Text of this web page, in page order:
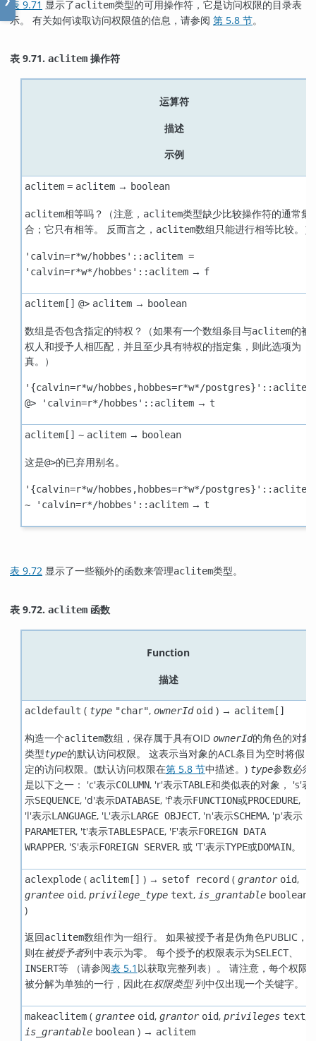
表 9.71 显示了aclitem类型的可用操作符，它是访问权限的目录表
示。 有关如何读取访问权限值的信息，请参阅 第 5.8 节。
表 9.71. aclitem 操作符
运算符
描述
示例
aclitem = aclitem→ boolean
aclitem相等吗？（注意， aclitem类型缺少比较操作符的通常集
合；它只有相等。 反而言之， aclitem数组只能进行相等比较。）
'calvin=r*w/hobbes'::aclitem =
'calvin=r*w*/hobbes'::aclitem→ f
aclitem[] @> aclitem→ boolean
数组是否包含指定的特权？（如果有一个数组条目与aclitem的被
权人和授予人相匹配，并且至少具有特权的指定集，则此选项为
真。）
'{calvin=r*w/hobbes,hobbes=r*w*/
@> 'calvin=r*/hobbes'::aclitem→ t
aclitem[] ~ aclitem→ boolean
这是@>的已弃用别名。
'{calvin=r*w/hobbes,hobbes=r*w*/
~ 'calvin=r*/hobbes'::aclitem→ t
表 9.72 显示了一些额外的函数来管理aclitem类型。
表 9.72. aclitem 函数
Function
描述
acldefault ( type "char", ownerId oid) → aclitem[]
构造一个aclitem数组，保存属于具有OID ownerId的角色的对象
类型type的默认访问权限。 这表示当对象的ACL条目为空时将假
定的访问权限。(默认访问权限在第 5.8 节中描述。) type参数必须
是以下之一： 'c'表示COLUMN, 'r'表示TABLE和类似表的对象， 's'表
示SEQUENCE, 'd'表示DATABASE, 'f'表示FUNCTION或PROCEDURE,
'l'表示LANGUAGE, 'L'表示LARGE OBJECT, 'n'表示SCHEMA, 'p'表示
PARAMETER, 't'表示TABLESPACE, 'F'表示FOREIGN DATA
WRAPPER, 'S'表示FOREIGN SERVER, 或 'T'表示TYPE或DOMAIN。
aclexplode( aclitem[] ) → setof record( grantor oid,
grantee oid, privilege_type text, is_grantable boolean
)
返回aclitem数组作为一组行。 如果被授予者是伪角色PUBLIC，
则在被授予者列中表示为零。 每个授予的权限表示为SELECT、
INSERT等 （请参阅表 5.1 以获取完整列表）。 请注意，每个权限
被分解为单独的一行，因此在权限类型列中仅出现一个关键字。
makeaclitem( grantee oid, grantor oid, privileges text,
is_grantable boolean) → aclitem